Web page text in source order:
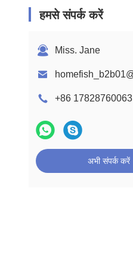
हमसे संपर्क करें
Miss. Jane
+86 17828760063
अभी संपर्क करें